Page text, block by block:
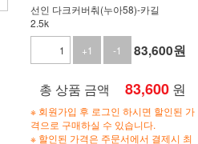
선인 다크커버춰(누아58)-카길
2.5k
+1
-1 83,600원
총 상품 금액 83,600 원
※ 회원가입 후 로그인 하시면 할인된 가
격으로 구매하실 수 있습니다.
※ 할인된 가격은 주문서에서 결제시 최